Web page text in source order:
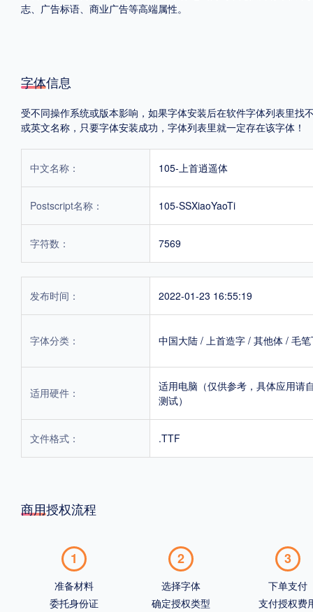
POP字体下载 字库打包下载 海报素材下载
字体新闻 字体程序 字体人物
志、广告标语、商业广告等高端属性。
字体信息
受不同操作系统或版本影响，如果字体安装后在软件字体列表里
或英文名称，只要字体安装成功，字体列表里就一定存在该字体！
中文名称： 105-上首逍遥体
Postscript名称： 105-SSXiaoYaoTi
字符数： 7569
发布时间： 2022-01-23 16:55:19
字体分类： 中国大陆 / 上首造字 / 其他体 / 毛
适用硬件：
适用电脑（仅供参考，具体应用请
测试）
文件格式： .TTF
商用授权流程
1
准备材料
委托身份证
2
选择字体
确定授权类型
3
下单支付
支付授权费